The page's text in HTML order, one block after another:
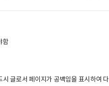
함
글로서 페이지가 공백임을 표시하여